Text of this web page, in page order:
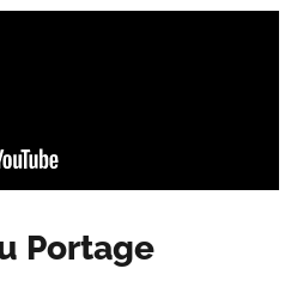
Portage